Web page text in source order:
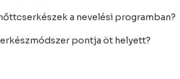
a nevelési programban?
pontja öt helyett?